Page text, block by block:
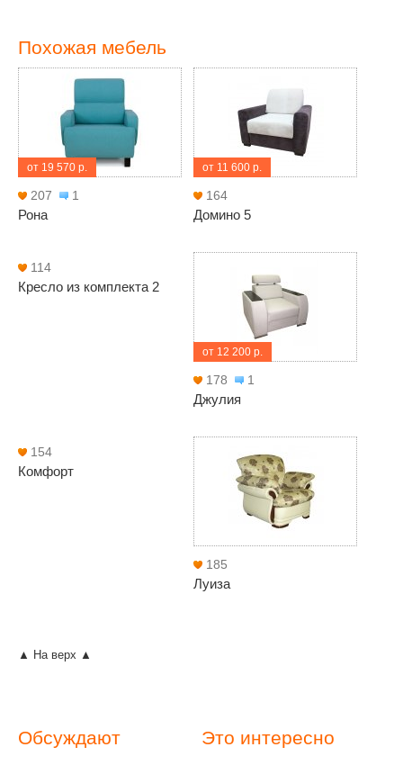
Похожая мебель
от 19 570 р.
207 1
Рона
от 11 600 р.
164
Домино 5
114
Кресло из комплекта 2
от 12 200 р.
178 1
Джулия
154
Комфорт
185
Луиза
▲ На верх ▲
Обсуждают Это интересно